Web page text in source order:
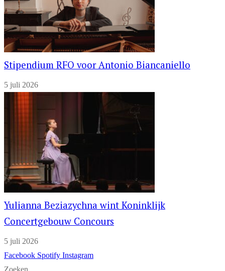
Stipendium RFO voor Antonio Biancaniello
5 juli 2026
Yulianna Beziazychna wint Koninklijk
Concertgebouw Concours
5 juli 2026
Facebook Spotify Instagram